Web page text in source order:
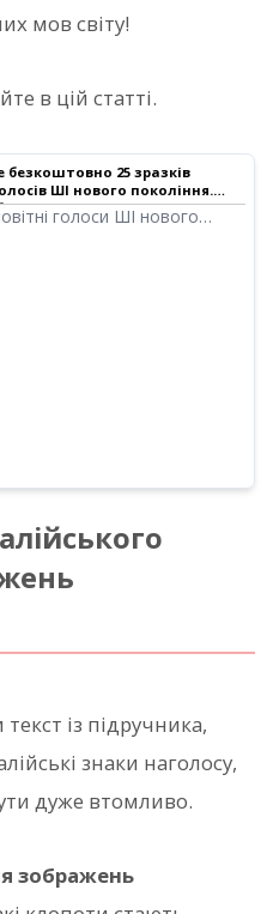
мов світу!
в цій статті.
безкоштовно 25 зразків
ШІ нового покоління.
озвучування |
озвучування тексту Ondoku
голоси ШІ нового
із підручника,
знаки наголосу,
дуже втомливо.
зображень